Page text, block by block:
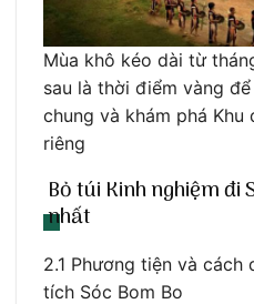
Mùa khô kéo dài từ
sau là thời điểm vàng
chung và khám phá
riêng
Bỏ túi Kinh nghiệm đi
nhất
2.1 Phương tiện và cách
tích Sóc Bom Bo